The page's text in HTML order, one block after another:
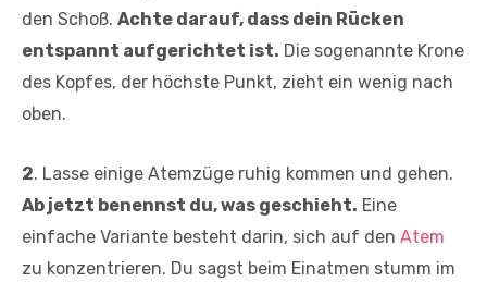
den Schoß. Achte darauf, dass dein Rücken
entspannt aufgerichtet ist. Die sogenannte Krone
des Kopfes, der höchste Punkt, zieht ein wenig nach
oben.
2. Lasse einige Atemzüge ruhig kommen und gehen.
Ab jetzt benennst du, was geschieht. Eine
einfache Variante besteht darin, sich auf den Atem
zu konzentrieren. Du sagst beim Einatmen stumm im